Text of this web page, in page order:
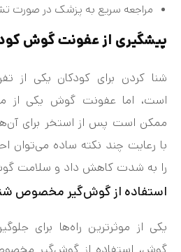
مراجعه سریع به پزشک در صورت
پیشگیری از عفونت گوش
شنا کردن برای کودکان یکی از
است، اما عفونت گوش یکی از
ممکن است پس از استخر برای
با رعایت چند نکته ساده می‌توان
را به شدت کاهش داد و سلامت
استفاده از گوش‌گیر مخصوص
یکی از موثرترین راه‌ها برای